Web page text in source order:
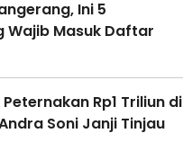
Ini 5
Wajib Masuk Daftar
Rp1 Triliun di
Soni Janji Tinjau